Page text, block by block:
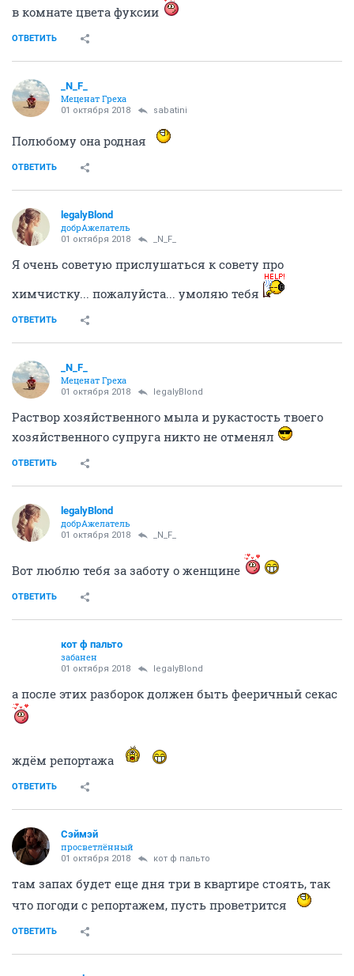
в комнате цвета фуксии
ОТВЕТИТЬ
_N_F_
Меценат Греха
01 октября 2018 sabatini
Полюбому она родная
ОТВЕТИТЬ
legalyBlond
добрАжелатель
01 октября 2018 _N_F_
Я очень советую прислушаться к совету про
химчистку... пожалуйста... умоляю тебя
ОТВЕТИТЬ
_N_F_
Меценат Греха
01 октября 2018 legalyBlond
Раствор хозяйственного мыла и рукастость твоего
хозяйственного супруга никто не отменял
ОТВЕТИТЬ
legalyBlond
добрАжелатель
01 октября 2018 _N_F_
Вот люблю тебя за заботу о женщине
ОТВЕТИТЬ
кот ф пальто
забанен
01 октября 2018 legalyBlond
а после этих разборок должен быть фееричный секас
ждём репортажа
ОТВЕТИТЬ
Сэймэй
просветлённый
01 октября 2018 кот ф пальто
там запах будет еще дня три в квартире стоять, так
что погоди с репортажем, пусть проветрится
ОТВЕТИТЬ